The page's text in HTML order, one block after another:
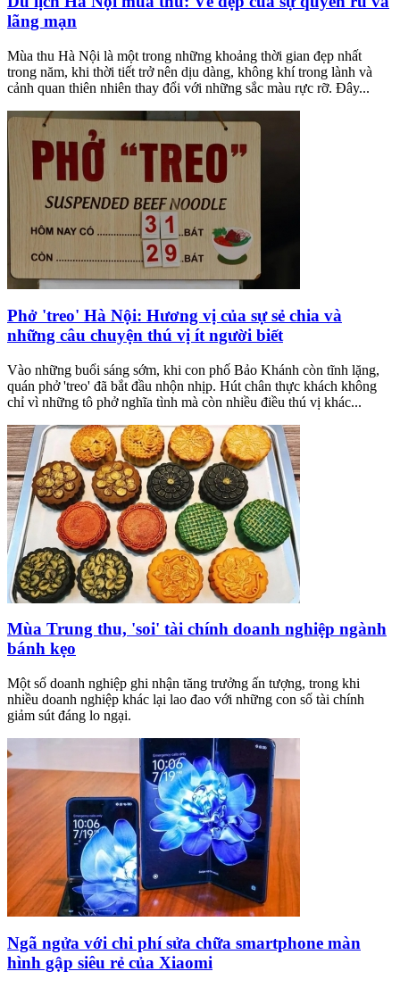
lãng mạn
Mùa thu Hà Nội là một trong những khoảng thời gian đẹp nhất
trong năm, khi thời tiết trở nên dịu dàng, không khí trong lành và
cảnh quan thiên nhiên thay đổi với những sắc màu rực rỡ. Đây...
Phở 'treo' Hà Nội: Hương vị của sự sẻ chia và
những câu chuyện thú vị ít người biết
Vào những buổi sáng sớm, khi con phố Bảo Khánh còn tĩnh lặng,
quán phở 'treo' đã bắt đầu nhộn nhịp. Hút chân thực khách không
chỉ vì những tô phở nghĩa tình mà còn nhiều điều thú vị khác...
Mùa Trung thu, 'soi' tài chính doanh nghiệp ngành
bánh kẹo
Một số doanh nghiệp ghi nhận tăng trưởng ấn tượng, trong khi
nhiều doanh nghiệp khác lại lao đao với những con số tài chính
giảm sút đáng lo ngại.
Ngã ngửa với chi phí sửa chữa smartphone màn
hình gập siêu rẻ của Xiaomi